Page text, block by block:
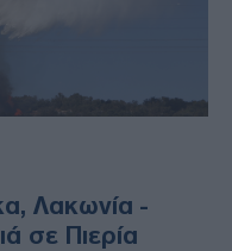
Λακωνία -
σε Πιερία